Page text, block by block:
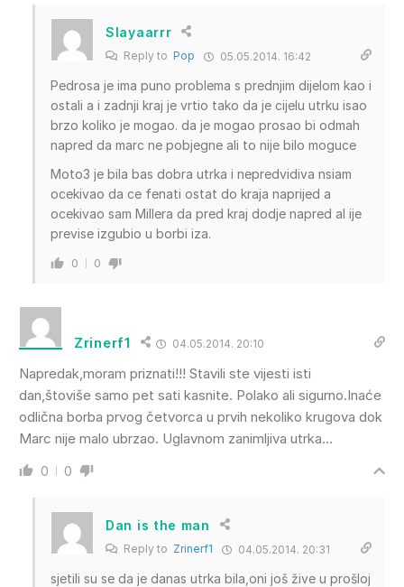
Slayaarrr
Reply to Pop 05.05.2014. 16:42
Pedrosa je ima puno problema s prednjim dijelom kao i
ostali a i zadnji kraj je vrtio tako da je cijelu utrku isao
brzo koliko je mogao. da je mogao prosao bi odmah
napred da marc ne pobjegne ali to nije bilo moguce
Moto3 je bila bas dobra utrka i nepredvidiva nsiam
ocekivao da ce fenati ostat do kraja naprijed a
ocekivao sam Millera da pred kraj dodje napred al ije
previse izgubio u borbi iza.
0 0
Zrinerf1 04.05.2014. 20:10
Napredak,moram priznati!!! Stavili ste vijesti isti
dan,štoviše samo pet sati kasnite. Polako ali sigurno.Inaće
odlična borba prvog četvorca u prvih nekoliko krugova dok
Marc nije malo ubrzao. Uglavnom zanimljiva utrka…
0 0
Dan is the man
Reply to Zrinerf1 04.05.2014. 20:31
sjetili su se da je danas utrka bila,oni još žive u prošloj